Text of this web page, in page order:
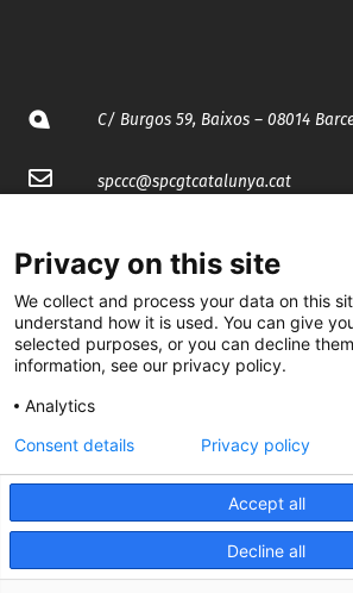
C/ Burgos 59, Baixos – 08014
spccc@spcgtcatalunya.cat
@CGTCatalunya
cgtcatalunya
CGTCatalunya
cgtcatalunya
Desenvolupat per
Privacy on this site
We collect and process your data on this
understand how it is used. You can give
selected purposes, or you can decline
information, see our privacy policy.
Analytics
Accept all
Decline all
Consent details Privacy policy